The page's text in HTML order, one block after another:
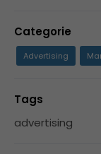
Categorie
Advertising
Tags
advertising